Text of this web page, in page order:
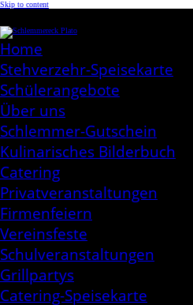
Skip to content
Home
Stehverzehr-Speisekarte
Schülerangebote
Über uns
Schlemmer-Gutschein
Kulinarisches Bilderbuch
Catering
Privatveranstaltungen
Firmenfeiern
Vereinsfeste
Schulveranstaltungen
Grillpartys
Catering-Speisekarte